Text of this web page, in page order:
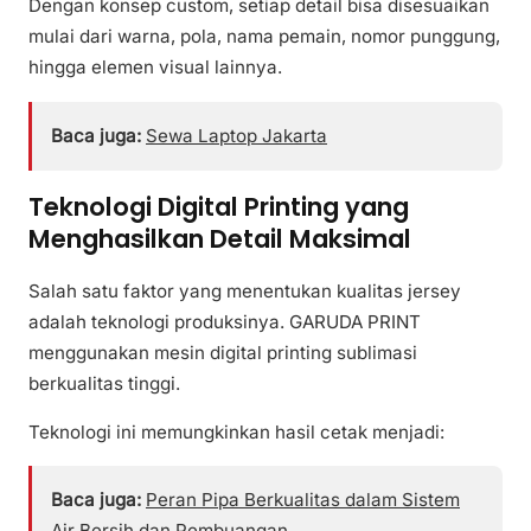
Dengan konsep custom, setiap detail bisa disesuaikan
mulai dari warna, pola, nama pemain, nomor punggung,
hingga elemen visual lainnya.
Baca juga: Sewa Laptop Jakarta
Teknologi Digital Printing yang
Menghasilkan Detail Maksimal
Salah satu faktor yang menentukan kualitas jersey
adalah teknologi produksinya. GARUDA PRINT
menggunakan mesin digital printing sublimasi
berkualitas tinggi.
Teknologi ini memungkinkan hasil cetak menjadi:
Baca juga: Peran Pipa Berkualitas dalam Sistem